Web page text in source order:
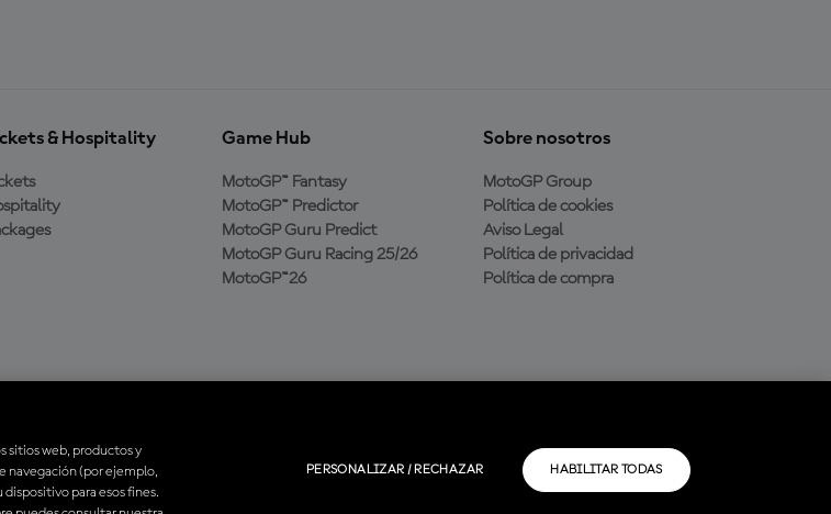
& Hospitality Game Hub
MotoGP™ Fantasy
MotoGP™ Predictor
MotoGP Guru Predict
MotoGP Guru Racing 25/26
MotoGP™26
Sobre nosotros
MotoGP Group
Política de cookies
Aviso Legal
Política de privacidad
Política de compra
son propiedad de sus respectivos dueños.
sitios web, productos y
navegación (por ejemplo,
para esos fines.
PERSONALIZAR / RECHAZAR HABILITAR TODAS